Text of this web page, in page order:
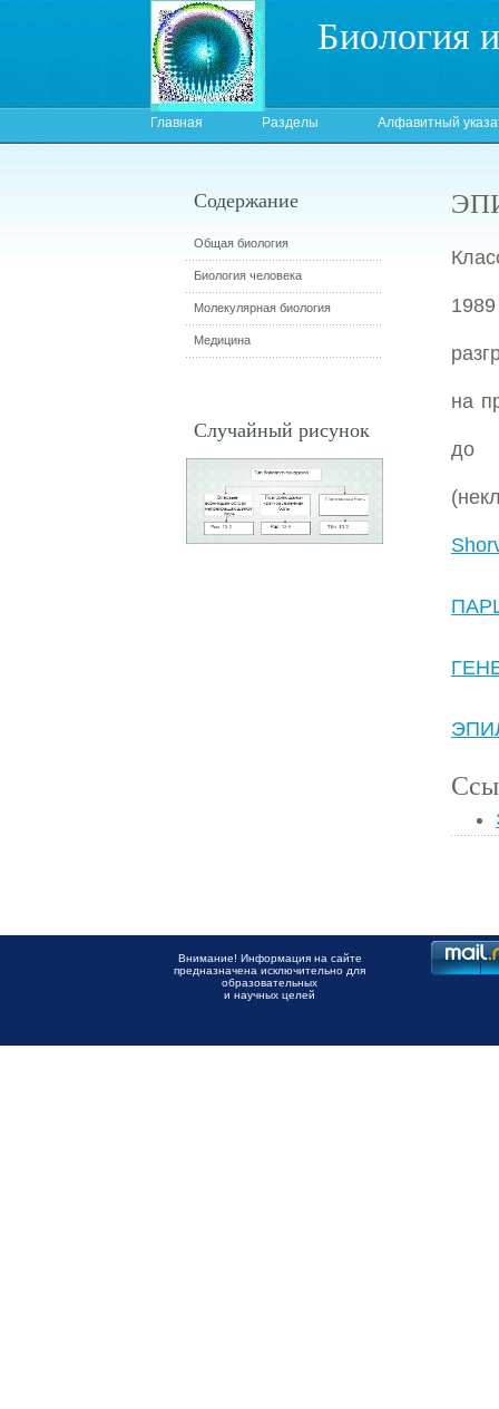
Биология
Главная Разделы Алфавитный
на
до
Содержание
Общая биология
Биология человека
Молекулярная биология
Медицина
Случайный рисунок
Внимание! Информация на сайте
предназначена исключительно для
образовательных
и научных целей